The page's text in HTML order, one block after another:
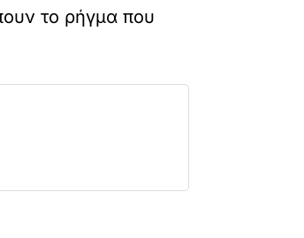
το ρήγμα που